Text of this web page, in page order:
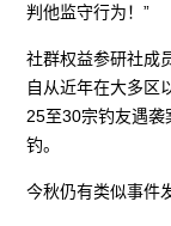
判他监守行为！”
社群权益参研社成
自从近年在大多区
25至30宗钓友遇
钓。
今秋仍有类似事件